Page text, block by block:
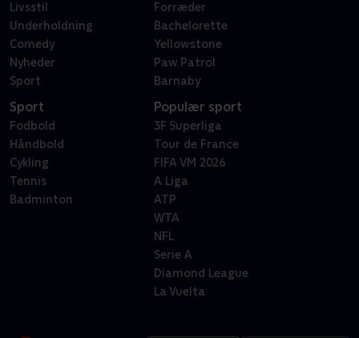
Livsstil
Underholdning
Comedy
Nyheder
Sport
Forræder
Bachelorette
Yellowstone
Paw Patrol
Barnaby
Sport
Fodbold
Håndbold
Cykling
Tennis
Badminton
Populær sport
3F Superliga
Tour de France
FIFA VM 2026
A Liga
ATP
WTA
NFL
Serie A
Diamond League
La Vuelta